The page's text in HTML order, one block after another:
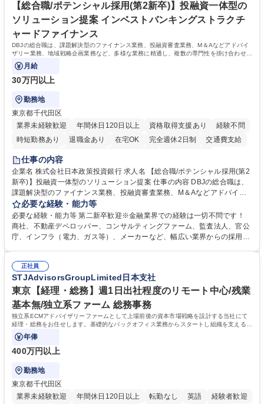
社員から頼られる存在になることができます。平均19:30の退勤以降の業
務の持ち帰りも禁止されており、メリハリのある働き方となります。 学
歴・資格 学歴：大学院 大学 高専 短大 語学力： 資格：
【総合職/ポテンシャル採用(第2新卒)】投融資一体型の
ソリューション提案 インベストバンキングストラクチ
ャードファイナンス
DBJの総合職は、課題解決型のファイナンス業務、投融資審査業務、M＆Aなどアドバイ
ザリー業務、地域戦略企画業務など、多様な業務に精通し、複数の専門性を掛け合わせて
広く社会に貢献していく職種です。
月給
30万円以上
勤務地
東京都千代田区
業界未経験歓迎
年間休日120日以上 資格取得支援あり
経験不問
時短勤務あり
退職金あり 在宅OK 完全週休2日制
交通費支給
駅近5分以内
食事補助あり
託児所あり
仕事の内容
企業名 株式会社日本政策投資銀行 求人名 【総合職/ポテンシャル採用(第2
新卒)】投融資一体型のソリューション提案 仕事の内容 DBJの総合職は、
課題解決型のファイナンス業務、投融資審査業務、M＆Aなどアドバイザ
リー業務、地域戦略企画業務など、多様な業務に精通し、複数の専門性を
掛け合わせて広く社会に貢献していく職種です。 入社後は、横断的なロー
テーションを経て適性や専門性に応じたキャリアを形成していただきま
す。総合職として入社いただき、下記いずれかの部門でご活躍いただきま
ート・ナレッジ業務 ※それぞれの業務内容に関しては、別途その他労働条
件備考欄に記載 募集職種 【総合職/ポテンシャル採用(第2新卒)】投融資一
体型のソリューション提案
必要な経験・能力等
必要な経験・能力等 第二新卒歓迎※金融業界での経験は一切不問です！
商社、不動産デベロッパー、コンサルティングファーム、監査法人、官公
庁、インフラ（電力、ガス等）、メーカーなど、幅広い業界からの採用実
く高い志を併せもった人材を求めています。ポテンシャル採用（第2新
卒）では、金融業界での経験や知識を問いません。新たな時代を見据え
て、複雑化する社会課題の解決に向けて先鞭をつける役割を担いたい、と
いう気概をお持ちの方を心待ちにしています。 学歴・資格 学歴：大学院
大学 語学力： 資格：
正社員
STJAdvisorsGroupLimited日本支社
東京【経理・総務】週1日出社程度のリモート中心/残業
基本無/独立系ファーム 総務事務
独立系ECMアドバイザリーファームとして上場前後の資本市場戦略を設計する当社にて
経理・総務をお任せします。基礎的なバックオフィス業務からスタートし組織を支える専
任担当として広く活躍できる環境です。
年俸
400万円以上
勤務地
東京都千代田区
業界未経験歓迎
年間休日120日以上 転勤なし 英語 経験者歓迎